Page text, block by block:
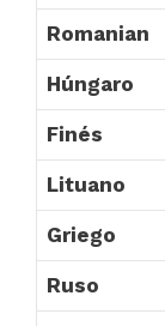
Romanian
Húngaro
Finés
Lituano
Griego
Ruso